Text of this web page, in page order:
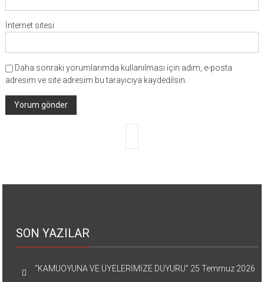
İnternet sitesi
Daha sonraki yorumlarımda kullanılması için adım, e-posta
adresim ve site adresim bu tarayıcıya kaydedilsin.
SON YAZILAR
“KAMUOYUNA VE ÜYELERİMİZE DUYURU” 25 Temmuz 2026